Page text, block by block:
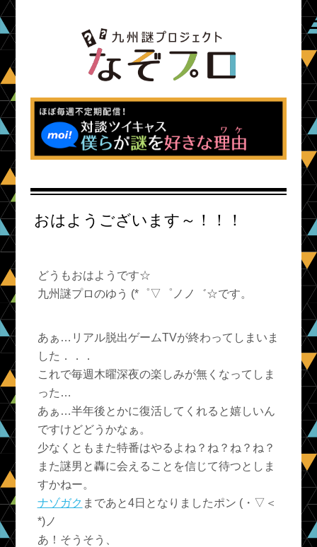
おはようございます～！！！
どうもおはようです☆
九州謎プロのゆう (*゜▽゜ノノ゛☆です。
あぁ… リアル脱出ゲームTVが終わってしまいま
した．．．
これで毎週木曜深夜の楽しみが無くなってしま
った…
あぁ…半年後とかに復活してくれると嬉しいん
ですけどどうかなぁ。
少なくともまた特番はやるよね？ね？ね？ね？
また謎男と轟に会えることを信じて待つとしま
すかねー。
ナゾガク まであと4日 となりましたポン (・▽＜
*)ノ
あ！そうそう、